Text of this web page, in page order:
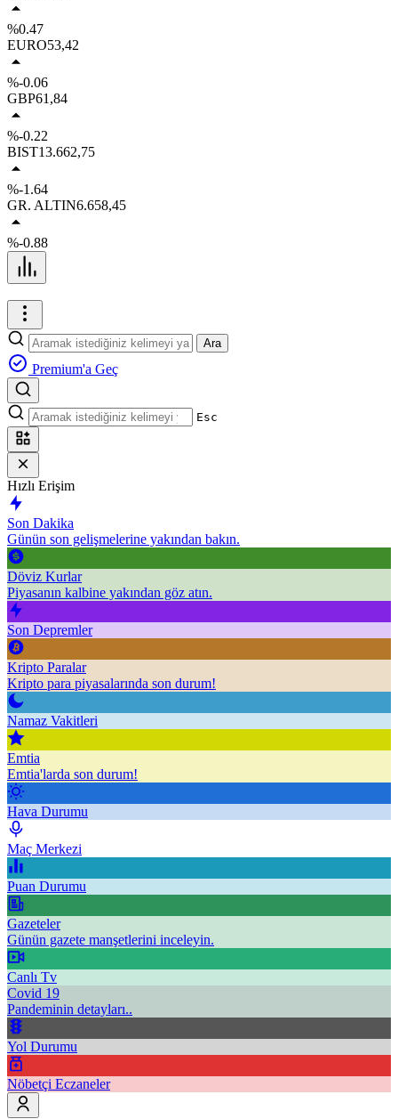
%0.47
EURO53,42
%-0.06
GBP61,84
%-0.22
BIST13.662,75
%-1.64
GR. ALTIN6.658,45
%-0.88
Ara
Premium'a Geç
Esc
Hızlı Erişim
Son Dakika
Günün son gelişmelerine yakından bakın.
Döviz Kurlar
Piyasanın kalbine yakından göz atın.
Son Depremler
Kripto Paralar
Kripto para piyasalarında son durum!
Namaz Vakitleri
Emtia
Emtia'larda son durum!
Hava Durumu
Maç Merkezi
Puan Durumu
Gazeteler
Günün gazete manşetlerini inceleyin.
Canlı Tv
Covid 19
Pandeminin detayları..
Yol Durumu
Nöbetçi Eczaneler